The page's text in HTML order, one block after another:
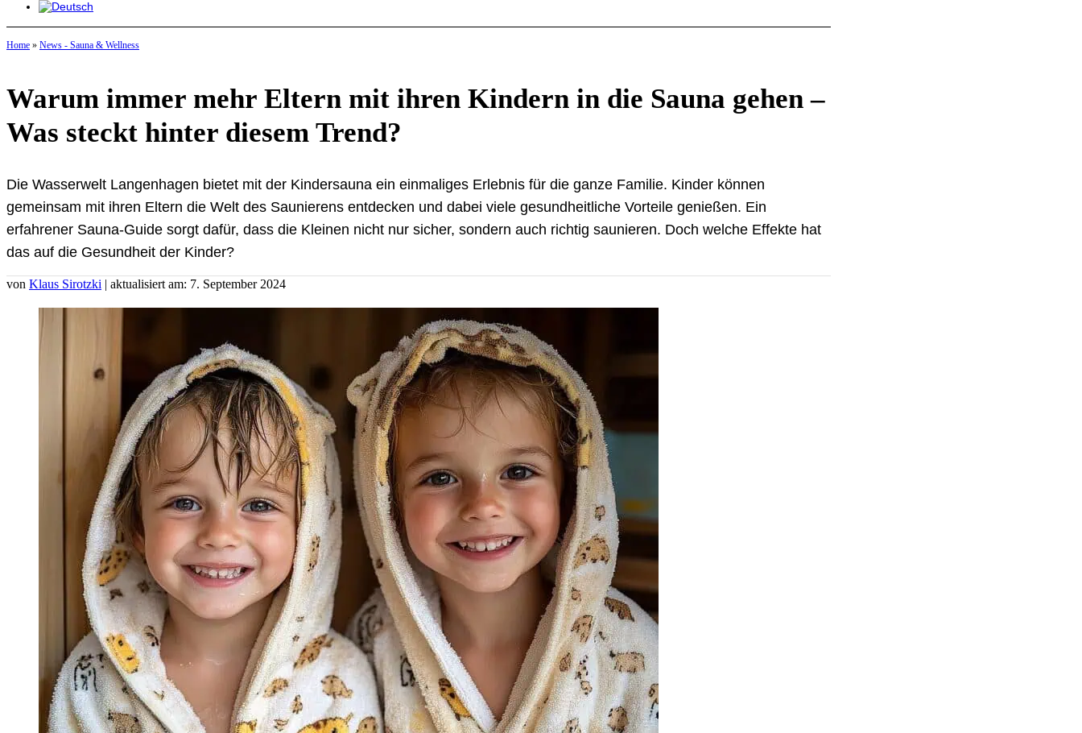
Home » News - Sauna & Wellness
Warum immer mehr Eltern mit ihren Kindern in die Sauna gehen –
Was steckt hinter diesem Trend?
Die Wasserwelt Langenhagen bietet mit der Kindersauna ein einmaliges Erlebnis für die ganze Familie. Kinder können
gemeinsam mit ihren Eltern die Welt des Saunierens entdecken und dabei viele gesundheitliche Vorteile genießen. Ein
erfahrener Sauna-Guide sorgt dafür, dass die Kleinen nicht nur sicher, sondern auch richtig saunieren. Doch welche Effekte hat
das auf die Gesundheit der Kinder?
von Klaus Sirotzki | aktualisiert am: 7. September 2024